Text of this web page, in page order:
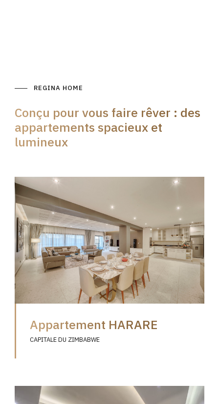
REGINA HOME
Conçu pour vous faire rêver : des
appartements spacieux et
lumineux
Appartement HARARE
CAPITALE DU ZIMBABWE